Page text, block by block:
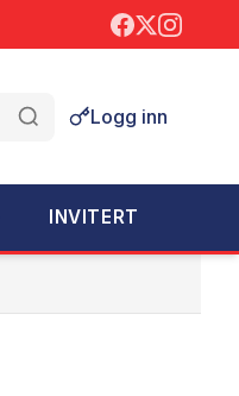
Logg inn
INVITERT